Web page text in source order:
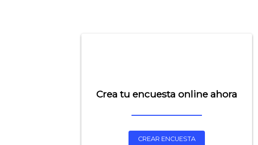
Crea tu encuesta online ahora
CREAR ENCUESTA